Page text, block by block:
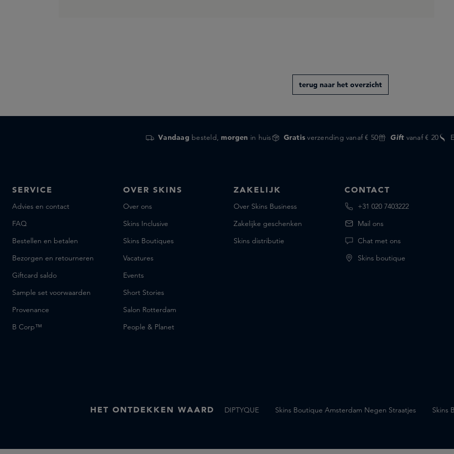
terug naar het overzicht
Vandaag besteld,morgen in huis Gratis verzending vanaf € 50 Giftvanaf € 20
SERVICE
Advies en contact
FAQ
Bestellen en betalen
Bezorgen en retourneren
Giftcard saldo
Sample set voorwaarden
Provenance
B Corp™
OVER SKINS
Over ons
Skins Inclusive
Skins Boutiques
Vacatures
Events
Short Stories
Salon Rotterdam
People & Planet
ZAKELIJK
Over Skins Business
Zakelijke geschenken
Skins distributie
CONTACT
+31 020 7403222
Mail ons
Chat met ons
Skins boutique
HET ONTDEKKEN WAARD DIPTYQUE Skins Boutique Amsterdam Negen Straatjes Skins